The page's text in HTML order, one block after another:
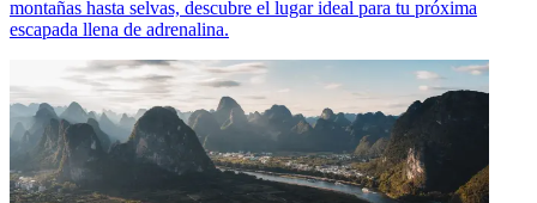
montañas hasta selvas, descubre el lugar ideal para tu próxima
escapada llena de adrenalina.